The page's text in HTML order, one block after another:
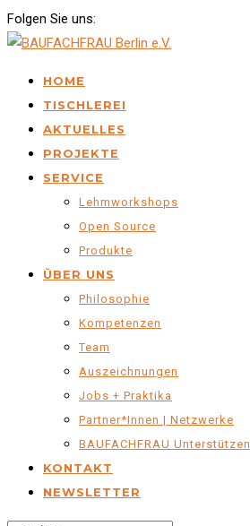
Folgen Sie uns:
HOME
TISCHLEREI
AKTUELLES
PROJEKTE
SERVICE
Lehmworkshops
Open Source
Produkte
ÜBER UNS
Philosophie
Kompetenzen
Team
Auszeichnungen
Jobs + Praktika
Partner*innen | Netzwerke
BAUFACHFRAU Unterstützen
KONTAKT
NEWSLETTER